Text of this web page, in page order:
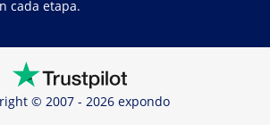
cada etapa.
© 2007 - 2026 expondo